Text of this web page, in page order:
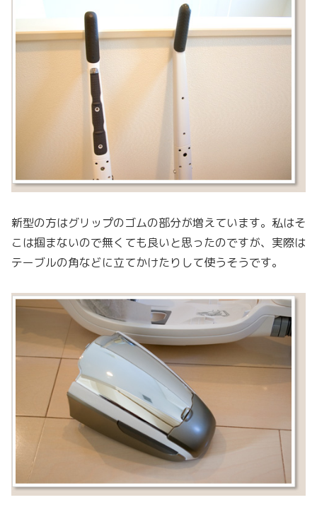
新型の方はグリップのゴムの部分が増えています。私はそ
こは掴まないので無くても良いと思ったのですが、実際は
テーブルの角などに立てかけたりして使うそうです。